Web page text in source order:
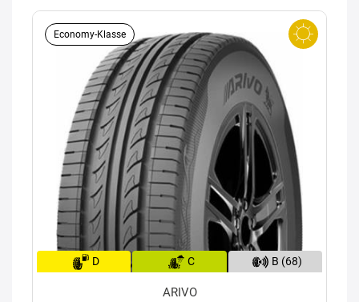
Economy-Klasse
D C B (68)
ARIVO